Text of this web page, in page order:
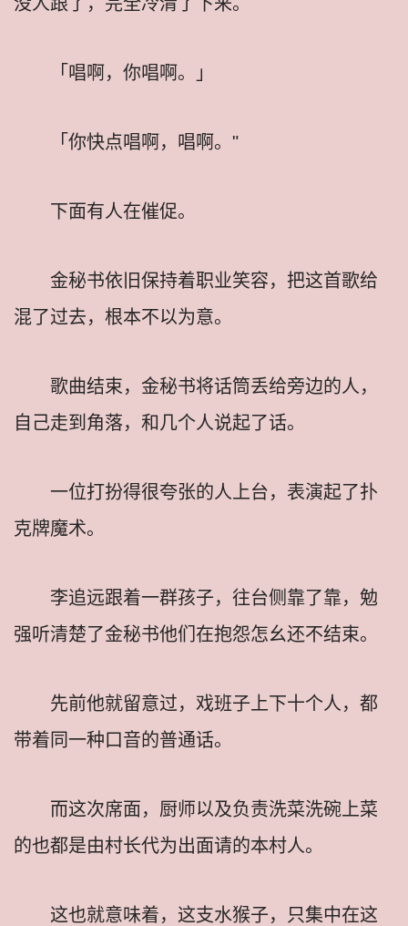
「唱啊，你唱啊。」
「你快点唱啊，唱啊。"
下面有人在催促。
金秘书依旧保持着职业笑容，把这首歌给
混了过去，根本不以为意。
歌曲结束，金秘书将话筒丢给旁边的人，
自己走到角落，和几个人说起了话。
一位打扮得很夸张的人上台，表演起了扑
克牌魔术。
李追远跟着一群孩子，往台侧靠了靠，勉
强听清楚了金秘书他们在抱怨怎幺还不结束。
先前他就留意过，戏班子上下十个人，都
带着同一种口音的普通话。
而这次席面，厨师以及负责洗菜洗碗上菜
的也都是由村长代为出面请的本村人。
这也就意味着，这支水猴子，只集中在这